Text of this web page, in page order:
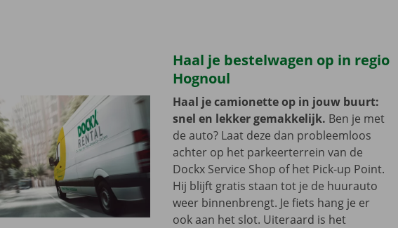
Haal je bestelwagen op in regio
Hognoul
Haal je camionette op in jouw buurt:
snel en lekker gemakkelijk. Ben je met
de auto? Laat deze dan probleemloos
achter op het parkeerterrein van de
Dockx Service Shop of het Pick-up Point.
Hij blijft gratis staan tot je de huurauto
weer binnenbrengt. Je fiets hang je er
ook aan het slot. Uiteraard is het